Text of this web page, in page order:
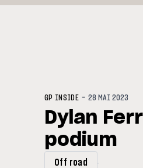
GP INSIDE -28 MAI 2023
Dylan
podium
Off road